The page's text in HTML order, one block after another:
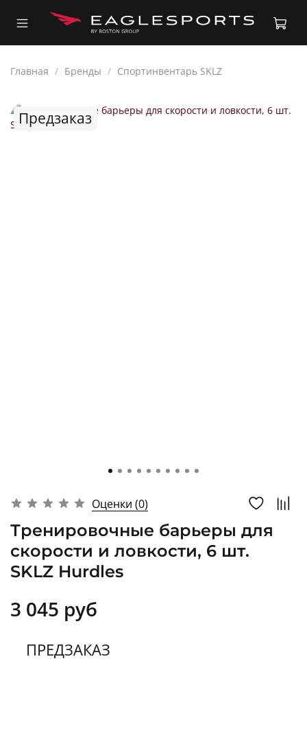
Главная Бренды Спортинвентарь SKLZ
Предзаказ
Оценки (0)
Тренировочные барьеры для
скорости и ловкости, 6 шт.
SKLZ Hurdles
3 045 руб
ПРЕДЗАКАЗ